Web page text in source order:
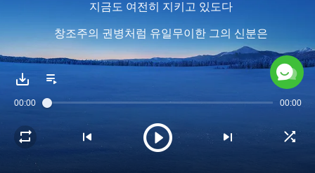
지금도 여전히 지키고 있도다
창조주의 권병처럼 유일무이한 그의 신분은
영원히 변하지 않을 것이며
그의 권병은 유일무이한 신분의 상징으로서
2
00:00 00:00